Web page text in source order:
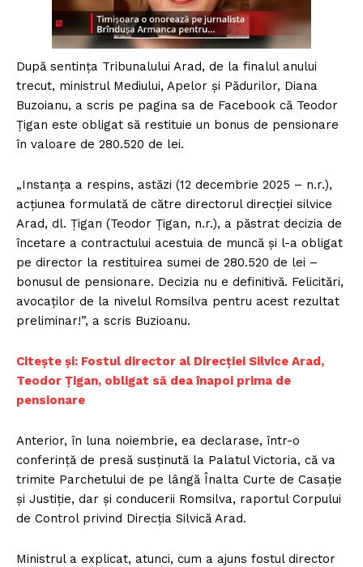
După sentinţa Tribunalului Arad, de la finalul anului
trecut, ministrul Mediului, Apelor şi Pădurilor, Diana
Buzoianu, a scris pe pagina sa de Facebook că Teodor
Ţigan este obligat să restituie un bonus de pensionare
în valoare de 280.520 de lei.
„Instanţa a respins, astăzi (12 decembrie 2025 – n.r.),
acţiunea formulată de către directorul direcţiei silvice
Arad, dl. Ţigan (Teodor Ţigan, n.r.), a păstrat decizia de
încetare a contractului acestuia de muncă şi l-a obligat
pe director la restituirea sumei de 280.520 de lei –
bonusul de pensionare. Decizia nu e definitivă. Felicitări,
avocaţilor de la nivelul Romsilva pentru acest rezultat
preliminar!”, a scris Buzioanu.
Citește și: Fostul director al Direcției Silvice Arad,
Teodor Țigan, obligat să dea înapoi prima de
pensionare
Anterior, în luna noiembrie, ea declarase, într-o
conferinţă de presă susţinută la Palatul Victoria, că va
trimite Parchetului de pe lângă Înalta Curte de Casaţie
şi Justiţie, dar şi conducerii Romsilva, raportul Corpului
de Control privind Direcţia Silvică Arad.
Ministrul a explicat, atunci, cum a ajuns fostul director